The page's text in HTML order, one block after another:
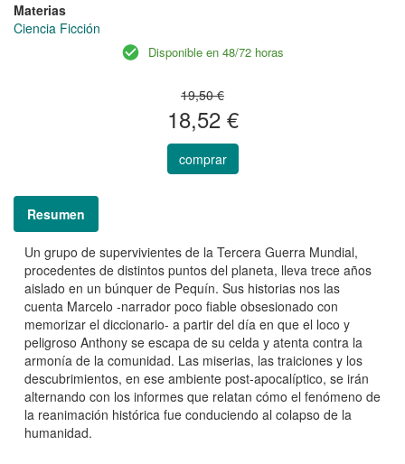
Materias
Ciencia Ficción
Disponible en 48/72 horas
19,50 €
18,52 €
comprar
Resumen
Un grupo de supervivientes de la Tercera Guerra Mundial,
procedentes de distintos puntos del planeta, lleva trece años
aislado en un búnquer de Pequín. Sus historias nos las
cuenta Marcelo -narrador poco fiable obsesionado con
memorizar el diccionario- a partir del día en que el loco y
peligroso Anthony se escapa de su celda y atenta contra la
armonía de la comunidad. Las miserias, las traiciones y los
descubrimientos, en ese ambiente post-apocalíptico, se irán
alternando con los informes que relatan cómo el fenómeno de
la reanimación histórica fue conduciendo al colapso de la
humanidad.